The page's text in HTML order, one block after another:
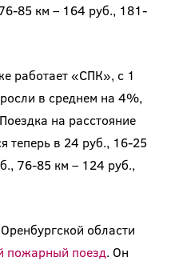
85 км – 164 руб., 181-
работает «СПК», с 1
в среднем на 4%,
на расстояние
теперь в 24 руб., 16-25
76-85 км – 124 руб.,
области
пожарный поезд. Он